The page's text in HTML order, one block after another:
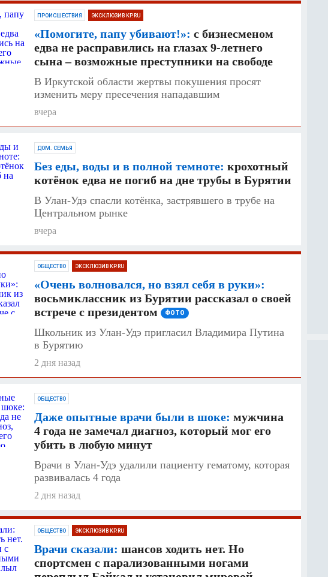
ПРОИСШЕСТВИЯ ЭКСКЛЮЗИВ KP.RU
«Помогите, папу убивают!»: с бизнесменом
едва не расправились на глазах 9-летнего
сына – возможные преступники на свободе
В Иркутской области жертвы покушения просят
изменить меру пресечения нападавшим
вчера
ДОМ. СЕМЬЯ
Без еды, воды и в полной темноте: крохотный
котёнок едва не погиб на дне трубы в Бурятии
В Улан-Удэ спасли котёнка, застрявшего в трубе на
Центральном рынке
вчера
ОБЩЕСТВО ЭКСКЛЮЗИВ KP.RU
«Очень волновался, но взял себя в руки»:
восьмиклассник из Бурятии рассказал о своей
встрече с президентом
ФОТО
Школьник из Улан-Удэ пригласил Владимира Путина
в Бурятию
2 дня назад
ОБЩЕСТВО
Даже опытные врачи были в шоке: мужчина
4 года не замечал диагноз, который мог его
убить в любую минут
Врачи в Улан-Удэ удалили пациенту гематому, которая
развивалась 4 года
2 дня назад
ОБЩЕСТВО ЭКСКЛЮЗИВ KP.RU
Врачи сказали: шансов ходить нет. Но
спортсмен с парализованными ногами